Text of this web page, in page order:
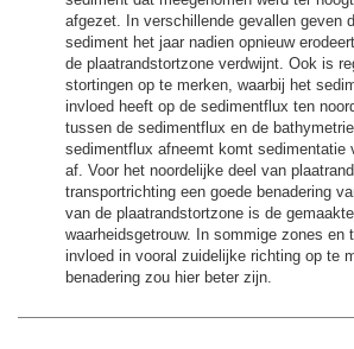
afgezet. In verschillende gevallen geven
sediment het jaar nadien opnieuw
de plaatrandstortzone verdwijnt. Ook is
stortingen op te merken, waarbij het
invloed heeft op de sedimentflux ten
tussen de sedimentflux en de
sedimentflux afneemt komt sedimentatie
af. Voor het noordelijke deel van
transportrichting een goede benadering
van de plaatrandstortzone is de
waarheidsgetrouw. In sommige zones
invloed in vooral zuidelijke richting op te
benadering zou hier beter zijn.